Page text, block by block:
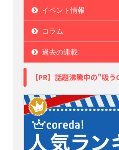
イベント情報
コラム
過去の連載
【PR】話題沸騰中の"吸